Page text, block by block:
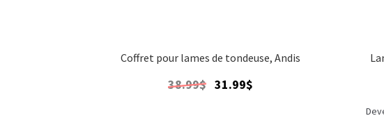
Coffret pour lames de tondeuse, Andis
38.99$
Le31.99$Le